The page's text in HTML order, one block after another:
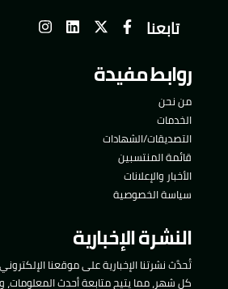
تابعنا
روابط مفيدة
من نحن
الخدمات
التصديقات/الشهادات
قائمة المنتسبين
الأخبار والإعلانات
سياسة الخصوصية
النشرة الإخبارية
تُحدَّث نشرتنا الإخبارية على موقعنا
كل شهر، مما يتيح متابعة أحدث المعلومات،